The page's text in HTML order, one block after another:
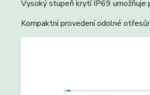
Vysoký stupeň krytí IP69
Kompaktní provedení odolné